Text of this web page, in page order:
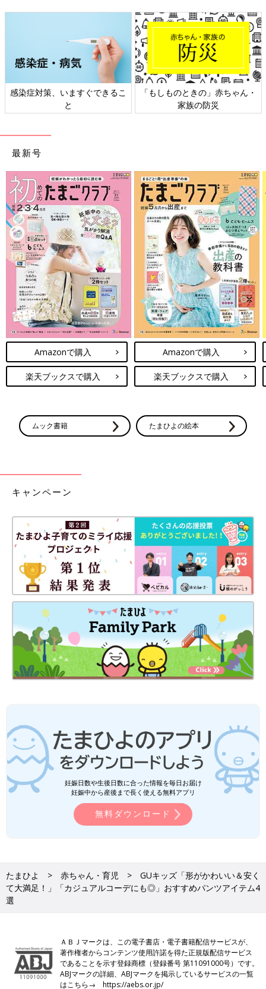
感染症対策、いますぐできるこ
と
「もしものときの」赤ちゃん・
家族の防災
最新号
Amazonで購入
楽天ブックスで購入
Amazonで購入
楽天ブックスで購入
ムック書籍 たまひよの絵本
キャンペーン
妊娠日数や生後日数に合った情報を毎日お届け
妊娠中から産後まで長く使える無料アプリ
無料ダウンロード
たまひよ 赤ちゃん・育児
GUキッズ「形がかわいい＆安く
て大満足！」「カジュアルコーデにも◎」おすすめパンツアイテム4
選
ＡＢＪマークは、この電子書店・電子書籍配信サービスが、
著作権者からコンテンツ使用許諾を得た正規版配信サービス
であることを示す登録商標（登録番号 第11091000号）です。
ABJマークの詳細、ABJマークを掲示しているサービスの一覧
はこちら→https://aebs.or.jp/